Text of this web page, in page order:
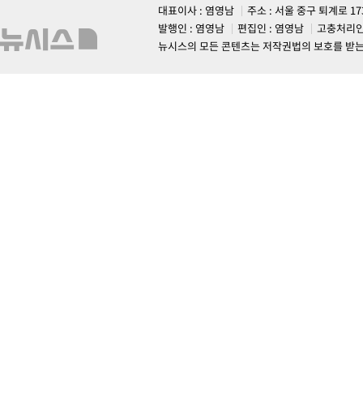
대표이사 : 염영남
주소 : 서울 중구 퇴계로
발행인 : 염영남
편집인 : 염영남
고충처리
뉴시스의 모든 콘텐츠는 저작권법의 보호를